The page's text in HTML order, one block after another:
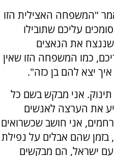
"המשפחה האצילית הזו
עליכם שתובילו
שננצח את הנאצים
כמו המשפחה הזו שאין
יצא להם בן כזה".
תינוק. אני מבקש בשם כל
את הערצה לאנשים
אני חושב שכשרואים
שהם אבלים על נפילת
עם ישראל, הם מבקשים